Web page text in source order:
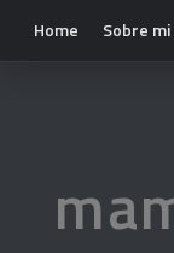
Home Sobre mi